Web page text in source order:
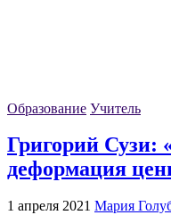
Образование Учитель
Григорий Сузи:
деформация
1 апреля 2021 Мария